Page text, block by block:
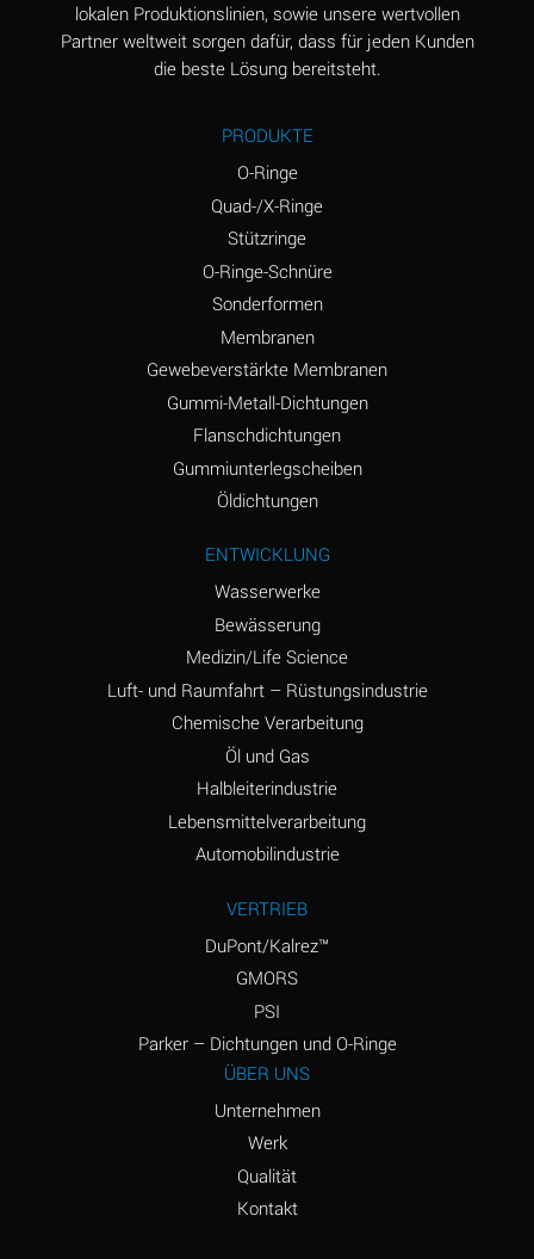
Ammonia Anhydrous
Ammonia Gas (cold)
A
Ammonium Carbonate
Ammonium Chloride
Ammonium Hydroxide
A
(Aqueous)
Ammonium Nitrite
B
Ammonium Phosphate
A
Ammonium Sulfate
(Aqueous)
Amyl Acetate (Banana
Amyl Alcohol
D
Chloronapthalene
Amyl Napthalene
Aniline
D
Aniline Hydrochloride
lokalen Produktionslinien, sowie unsere wertvollen
Partner weltweit sorgen dafür, dass für jeden Kunden
die beste Lösung bereitsteht.
PRODUKTE
O-Ringe
Quad-/X-Ringe
Stützringe
O-Ringe-Schnüre
Sonderformen
Membranen
Gewebeverstärkte Membranen
Gummi-Metall-Dichtungen
Flanschdichtungen
Gummiunterlegscheiben
Öldichtungen
ENTWICKLUNG
Wasserwerke
Bewässerung
Medizin/Life Science
Luft- und Raumfahrt – Rüstungsindustrie
Chemische Verarbeitung
Öl und Gas
Halbleiterindustrie
Lebensmittelverarbeitung
Automobilindustrie
VERTRIEB
DuPont/Kalrez™
GMORS
PSI
Parker – Dichtungen und O-Ringe
ÜBER UNS
Unternehmen
Werk
Qualität
Kontakt